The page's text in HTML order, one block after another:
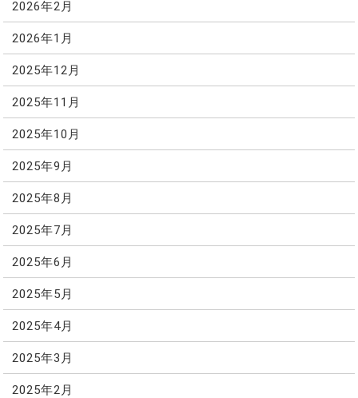
2026年2月
2026年1月
2025年12月
2025年11月
2025年10月
2025年9月
2025年8月
2025年7月
2025年6月
2025年5月
2025年4月
2025年3月
2025年2月